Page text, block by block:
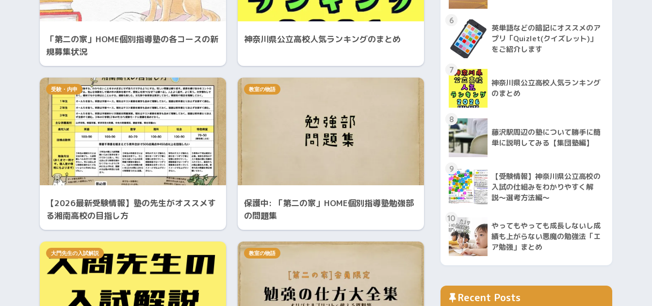
「第二の家」HOME個別指導塾の各コースの新
規募集状況
神奈川県公立高校人気ランキングのまとめ
【2026最新受験情報】塾の先生がオススメす
る湘南高校の目指し方
受験・内申
保護中: 「第二の家」HOME個別指導塾勉強部
の問題集
教室の物語
大門先生の入試解説 教室の物語
6
英単語などの暗記にオススメのア
プリ「Quizlet(クイズレット)」
をご紹介します
7
神奈川県公立高校人気ランキング
のまとめ
8
藤沢駅周辺の塾について勝手に簡
単に説明してみる【集団塾編】
9
【受験情報】神奈川県公立高校の
入試の仕組みをわかりやすく解
説〜選考方法編〜
10
やってもやっても成長しないし成
績も上がらない悪魔の勉強法「エ
ア勉強」まとめ
Recent Posts